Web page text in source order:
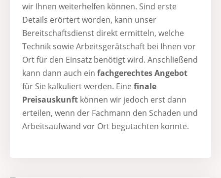
wir Ihnen weiterhelfen können. Sind erste
Details erörtert worden, kann unser
Bereitschaftsdienst direkt ermitteln, welche
Technik sowie Arbeitsgerätschaft bei Ihnen vor
Ort für den Einsatz benötigt wird. Anschließend
kann dann auch ein fachgerechtes Angebot
für Sie kalkuliert werden. Eine finale
Preisauskunft können wir jedoch erst dann
erteilen, wenn der Fachmann den Schaden und
Arbeitsaufwand vor Ort begutachten konnte.